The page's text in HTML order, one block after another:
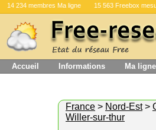
14 234 membres Ma ligne 15 563 Freebox
Accueil Informations Ma ligne
France > Nord-Est>
Willer-sur-thur